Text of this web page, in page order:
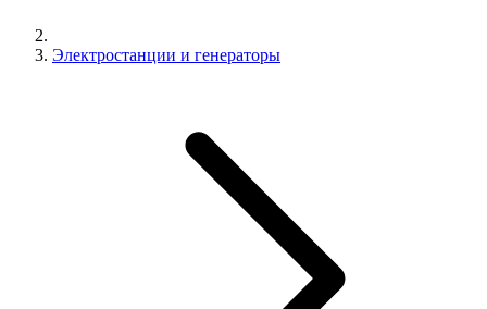
Электростанции и генераторы